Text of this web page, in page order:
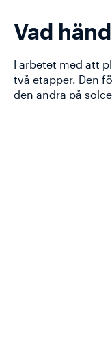
Vad
I arbetet med att
två etapper. Den
den andra på